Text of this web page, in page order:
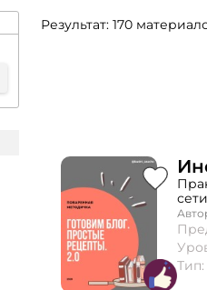
Результат: 170
Тип: